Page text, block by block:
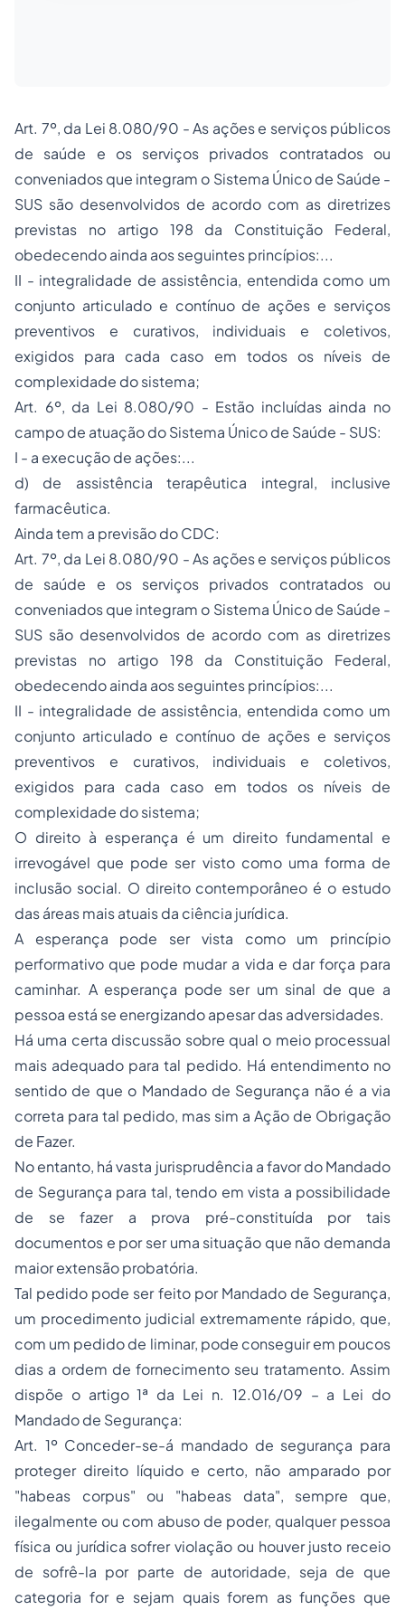
Art. 7º, da Lei 8.080/90 - As ações e serviços públicos
de saúde e os serviços privados contratados ou
conveniados que integram o Sistema Único de Saúde -
SUS são desenvolvidos de acordo com as diretrizes
previstas no artigo 198 da Constituição Federal,
obedecendo ainda aos seguintes princípios:...
II - integralidade de assistência, entendida como um
conjunto articulado e contínuo de ações e serviços
preventivos e curativos, individuais e coletivos,
exigidos para cada caso em todos os níveis de
complexidade do sistema;
Art. 6º, da Lei 8.080/90 - Estão incluídas ainda no
campo de atuação do Sistema Único de Saúde - SUS:
I - a execução de ações:...
d) de assistência terapêutica integral, inclusive
farmacêutica.
Ainda tem a previsão do CDC:
Art. 7º, da Lei 8.080/90 - As ações e serviços públicos
de saúde e os serviços privados contratados ou
conveniados que integram o Sistema Único de Saúde -
SUS são desenvolvidos de acordo com as diretrizes
previstas no artigo 198 da Constituição Federal,
obedecendo ainda aos seguintes princípios:...
II - integralidade de assistência, entendida como um
conjunto articulado e contínuo de ações e serviços
preventivos e curativos, individuais e coletivos,
exigidos para cada caso em todos os níveis de
complexidade do sistema;
O direito à esperança é um direito fundamental e
irrevogável que pode ser visto como uma forma de
inclusão social. O direito contemporâneo é o estudo
das áreas mais atuais da ciência jurídica.
A esperança pode ser vista como um princípio
performativo que pode mudar a vida e dar força para
caminhar. A esperança pode ser um sinal de que a
pessoa está se energizando apesar das adversidades.
Há uma certa discussão sobre qual o meio processual
mais adequado para tal pedido. Há entendimento no
sentido de que o Mandado de Segurança não é a via
correta para tal pedido, mas sim a Ação de Obrigação
de Fazer.
No entanto, há vasta jurisprudência a favor do Mandado
de Segurança para tal, tendo em vista a possibilidade
de se fazer a prova pré-constituída por tais
documentos e por ser uma situação que não demanda
maior extensão probatória.
Tal pedido pode ser feito por Mandado de Segurança,
um procedimento judicial extremamente rápido, que,
com um pedido de liminar, pode conseguir em poucos
dias a ordem de fornecimento seu tratamento. Assim
dispõe o artigo 1ª da Lei n. 12.016/09 – a Lei do
Mandado de Segurança:
Art. 1º Conceder-se-á mandado de segurança para
proteger direito líquido e certo, não amparado por
"habeas corpus" ou "habeas data", sempre que,
ilegalmente ou com abuso de poder, qualquer pessoa
física ou jurídica sofrer violação ou houver justo receio
de sofrê-la por parte de autoridade, seja de que
categoria for e sejam quais forem as funções que